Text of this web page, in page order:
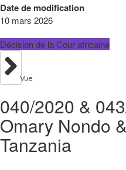
Date de modification
10 mars 2026
Décision de la Cour africaine
Vue
040/2020 &
Omary Nondo
Tanzania